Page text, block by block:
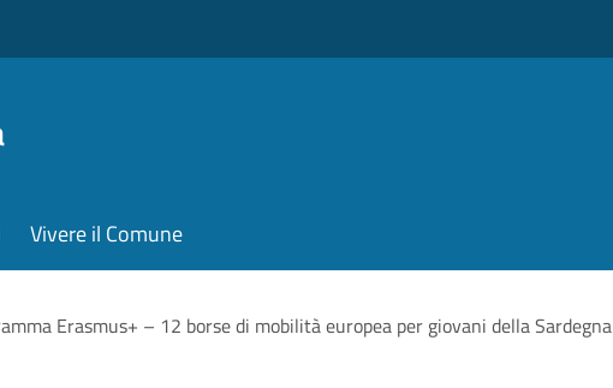
Vivere il Comune
Erasmus+ – 12 borse di mobilità europea per giovani della Sardegna